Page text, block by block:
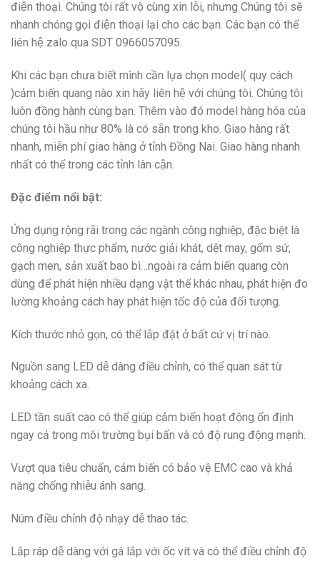
điện thoại. Chúng tôi rất vô cùng xin lỗi, nhưng Chúng tôi sẽ
nhanh chóng gọi điện thoại lại cho các bạn. Các bạn có thể
liên hệ zalo qua SDT 0966057095.
Khi các bạn chưa biết mình cần lựa chọn model( quy cách
)cảm biến quang nào xin hãy liên hệ với chúng tôi. Chúng tôi
luôn đồng hành cùng bạn. Thêm vào đó model hàng hóa của
chúng tôi hầu như 80% là có sẵn trong kho. Giao hàng rất
nhanh, miễn phí giao hàng ở tỉnh Đồng Nai. Giao hàng nhanh
nhất có thể trong các tỉnh lân cận.
Đặc điểm nổi bật:
Ứng dụng rộng rãi trong các ngành công nghiệp, đặc biệt là
công nghiệp thực phẩm, nước giải khát, dệt may, gốm sứ,
gạch men, sản xuất bao bì…ngoài ra cảm biến quang còn
dùng để phát hiện nhiều dạng vật thể khác nhau, phát hiện đo
lường khoảng cách hay phát hiện tốc độ của đối tượng.
Kích thước nhỏ gọn, có thể lắp đặt ở bất cứ vị trí nào.
Nguồn sang LED dễ dàng điều chỉnh, có thể quan sát từ
khoảng cách xa.
LED tần suất cao có thể giúp cảm biến hoạt động ổn định
ngay cả trong môi trường bụi bẩn và có độ rung động mạnh.
Vượt qua tiêu chuẩn, cảm biến có bảo vệ EMC cao và khả
năng chống nhiễu ánh sang.
Núm điều chỉnh độ nhạy dễ thao tác.
Lắp ráp dễ dàng với gá lắp với ốc vít và có thể điều chỉnh độ